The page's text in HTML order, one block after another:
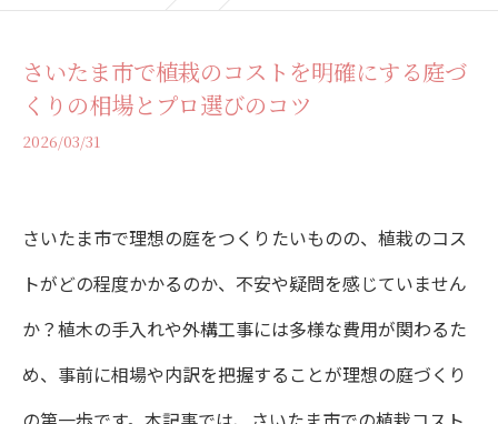
さいたま市で植栽のコストを明確にする庭づ
くりの相場とプロ選びのコツ
2026/03/31
さいたま市で理想の庭をつくりたいものの、植栽のコス
トがどの程度かかるのか、不安や疑問を感じていません
か？植木の手入れや外構工事には多様な費用が関わるた
め、事前に相場や内訳を把握することが理想の庭づくり